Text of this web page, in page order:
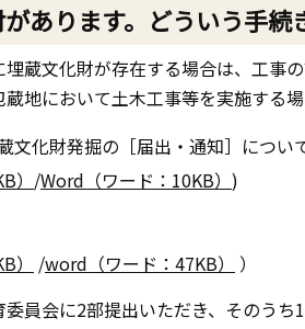
あります。どういう手
蔵文化財が存在する場合は、工事
地において土木工事等を実施する
文化財発掘の［届出・通知］につい
） /Word（ワード：10KB） )
） /word（ワード：47KB）
）
員会に2部提出いただき、そのうち